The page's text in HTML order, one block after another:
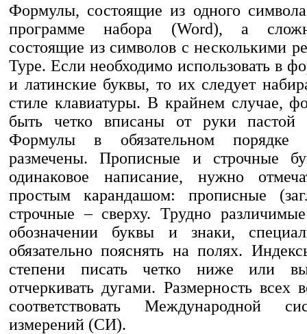
Формулы, состоящие из одного
программе набора (Word), а
состоящие из символов с несколькими
Type. Если необходимо использовать в
и латинские буквы, то их следует
стиле клавиатуры. В крайнем случае,
быть четко вписаны от руки пастой
Формулы в обязательном
размечены. Прописные и строчные
одинаковое написание, нужно
простым карандашом: прописные
строчные – сверху. Трудно
обозначении буквы и знаки,
обязательно пояснять на полях.
степени писать четко ниже или
отчеркивать дугами. Размерность всех
соответствовать Международной
измерений (СИ).